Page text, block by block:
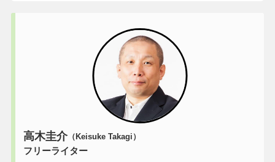
高木圭介（Keisuke Takagi）
フリーライター